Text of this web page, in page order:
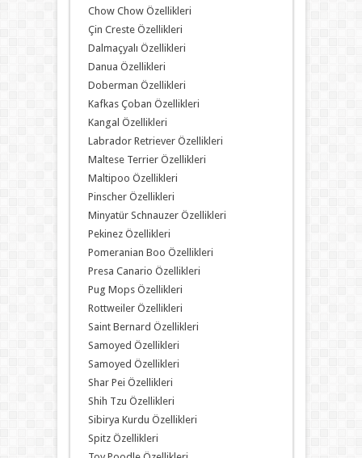
Chow Chow Özellikleri
Çin Creste Özellikleri
Dalmaçyalı Özellikleri
Danua Özellikleri
Doberman Özellikleri
Kafkas Çoban Özellikleri
Kangal Özellikleri
Labrador Retriever Özellikleri
Maltese Terrier Özellikleri
Maltipoo Özellikleri
Pinscher Özellikleri
Minyatür Schnauzer Özellikleri
Pekinez Özellikleri
Pomeranian Boo Özellikleri
Presa Canario Özellikleri
Pug Mops Özellikleri
Rottweiler Özellikleri
Saint Bernard Özellikleri
Samoyed Özellikleri
Samoyed Özellikleri
Shar Pei Özellikleri
Shih Tzu Özellikleri
Sibirya Kurdu Özellikleri
Spitz Özellikleri